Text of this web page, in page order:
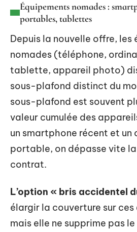
Équipements nomades :
portables, tablettes
Depuis la nouvelle offre, les
nomades (téléphone,
tablette, appareil photo)
sous-plafond distinct du
sous-plafond est souvent
valeur cumulée des
un smartphone récent et un
portable, on dépasse vite
contrat.
L’option « bris accidentel
élargir la couverture sur
mais elle ne supprime pas